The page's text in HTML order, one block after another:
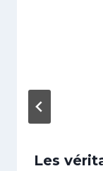
Les